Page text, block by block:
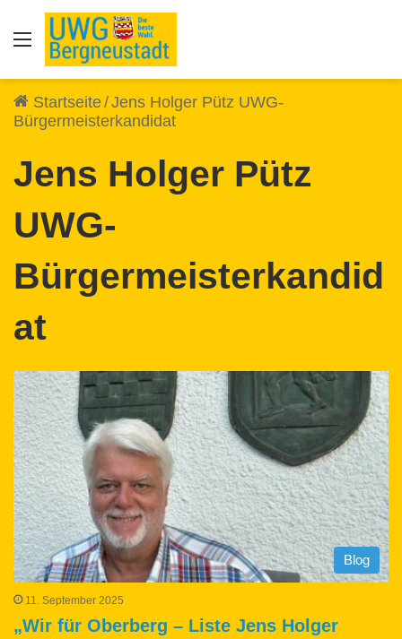
Auswahl
Startseite/Jens Holger Pütz UWG-
Bürgermeisterkandidat
Jens Holger Pütz
UWG-
Bürgermeisterkandid
at
Blog
11. September 2025
„Wir für Oberberg – Liste Jens Holger